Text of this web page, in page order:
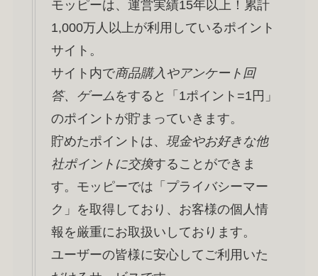
モッピーは、運営実績15年以上！累計
1,000万人以上が利用しているポイント
サイト。
サイト内で商品購入やアンケート回
答、ゲームをすると「1ポイント=1円」
のポイントが貯まっていきます。
貯めたポイントは、 現金やお好きな他
社ポイントに交換することができま
す。モッピーでは「プライバシーマー
ク」を取得しており、お客様の個人情
報を厳重にお取扱いしております。
ユーザーの皆様に安心してご利用いた